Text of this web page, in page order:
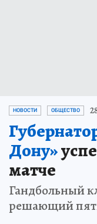
НОВОСТИ ОБЩЕСТВО
Дону»
матче
Гандбольный
решающий